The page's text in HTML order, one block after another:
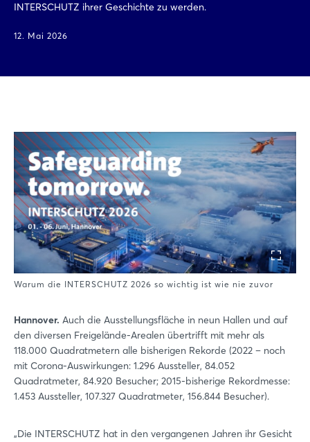
INTERSCHUTZ ihrer Geschichte zu werden.
12. Mai 2026
Warum die INTERSCHUTZ 2026 so wichtig ist wie nie zuvor
Hannover. Auch die Ausstellungsfläche in neun Hallen und auf
den diversen Freigelände-Arealen übertrifft mit mehr als
118.000 Quadratmetern alle bisherigen Rekorde (2022 – noch
mit Corona-Auswirkungen: 1.296 Aussteller, 84.052
Quadratmeter, 84.920 Besucher; 2015-bisherige Rekordmesse:
1.453 Aussteller, 107.327 Quadratmeter, 156.844 Besucher).
„Die INTERSCHUTZ hat in den vergangenen Jahren ihr Gesicht